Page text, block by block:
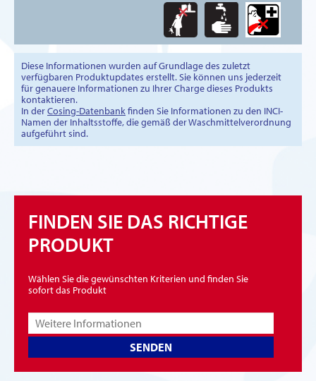
Diese Informationen wurden auf Grundlage des zuletzt
verfügbaren Produktupdates erstellt. Sie können uns jederzeit
für genauere Informationen zu Ihrer Charge dieses Produkts
kontaktieren.
In derCosing-Datenbankfinden Sie Informationen zu den INCI-
Namen der Inhaltsstoffe, die gemäß der Waschmittelverordnung
aufgeführt sind.
FINDEN SIE DAS RICHTIGE
PRODUKT
Wählen Sie die gewünschten Kriterien und finden Sie
sofort das Produkt
SENDEN